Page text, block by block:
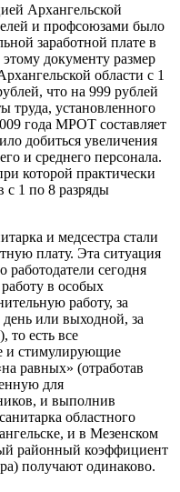
Архангельской
и профсоюзами было
заработной плате в
документу размер
области с 1
что на 999 рублей
труда, установленного
года МРОТ составляет
добиться увеличения
и среднего персонала.
которой практически
с 1 по 8 разряды
и медсестра стали
плату. Эта ситуация
работодатели сегодня
в особых
работу, за
или выходной, за
то есть все
и стимулирующие
равных» (отработав
для
и выполнив
областного
и в Мезенском
районный коэффициент
получают одинаково.